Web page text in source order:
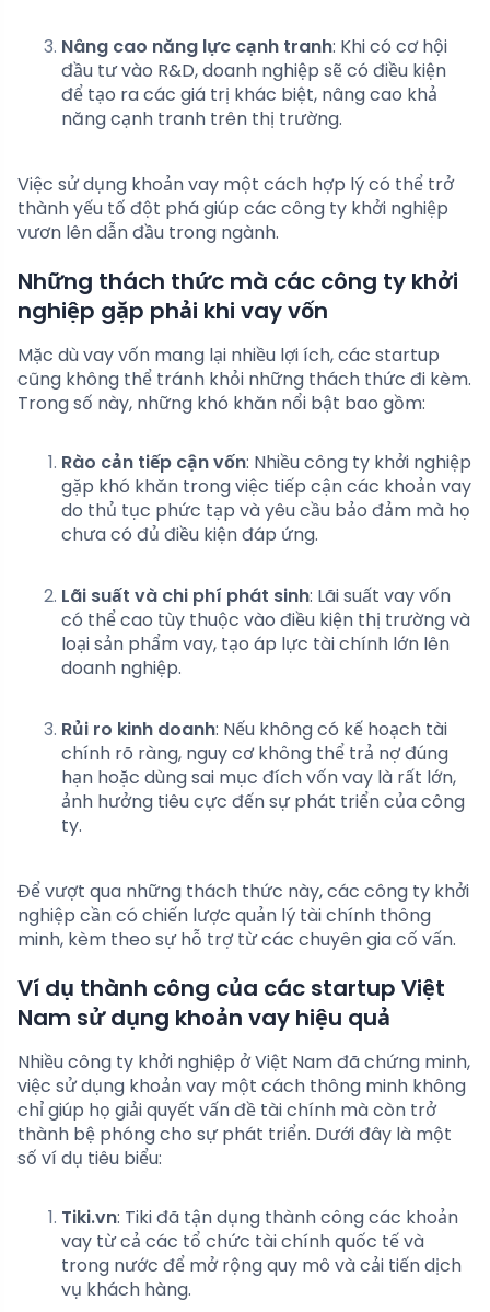
Nâng cao năng lực cạnh tranh: Khi có cơ hội
đầu tư vào R&D, doanh nghiệp sẽ có điều kiện
để tạo ra các giá trị khác biệt, nâng cao khả
năng cạnh tranh trên thị trường.
Việc sử dụng khoản vay một cách hợp lý có thể trở
thành yếu tố đột phá giúp các công ty khởi nghiệp
vươn lên dẫn đầu trong ngành.
Những thách thức mà các công ty khởi
nghiệp gặp phải khi vay vốn
Mặc dù vay vốn mang lại nhiều lợi ích, các startup
cũng không thể tránh khỏi những thách thức đi kèm.
Trong số này, những khó khăn nổi bật bao gồm:
Rào cản tiếp cận vốn: Nhiều công ty khởi nghiệp
gặp khó khăn trong việc tiếp cận các khoản vay
do thủ tục phức tạp và yêu cầu bảo đảm mà họ
chưa có đủ điều kiện đáp ứng.
Lãi suất và chi phí phát sinh: Lãi suất vay vốn
có thể cao tùy thuộc vào điều kiện thị trường và
loại sản phẩm vay, tạo áp lực tài chính lớn lên
doanh nghiệp.
Rủi ro kinh doanh: Nếu không có kế hoạch tài
chính rõ ràng, nguy cơ không thể trả nợ đúng
hạn hoặc dùng sai mục đích vốn vay là rất lớn,
ảnh hưởng tiêu cực đến sự phát triển của công
ty.
Để vượt qua những thách thức này, các công ty khởi
nghiệp cần có chiến lược quản lý tài chính thông
minh, kèm theo sự hỗ trợ từ các chuyên gia cố vấn.
Ví dụ thành công của các startup Việt
Nam sử dụng khoản vay hiệu quả
Nhiều công ty khởi nghiệp ở Việt Nam đã chứng minh,
việc sử dụng khoản vay một cách thông minh không
chỉ giúp họ giải quyết vấn đề tài chính mà còn trở
thành bệ phóng cho sự phát triển. Dưới đây là một
số ví dụ tiêu biểu:
Tiki.vn: Tiki đã tận dụng thành công các khoản
vay từ cả các tổ chức tài chính quốc tế và
trong nước để mở rộng quy mô và cải tiến dịch
vụ khách hàng.